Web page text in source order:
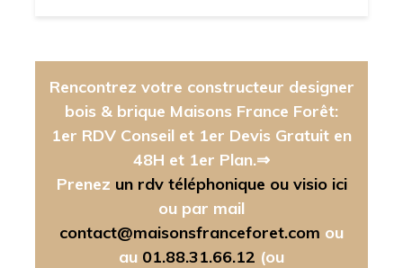
Rencontrez votre constructeur designer
bois & brique Maisons France Forêt:
1er RDV Conseil et 1er Devis Gratuit en
48H et 1er Plan.⇒
Prenez un rdv téléphonique ou visio ici
ou par mail
contact@maisonsfranceforet.com ou
au 01.88.31.66.12 (ou